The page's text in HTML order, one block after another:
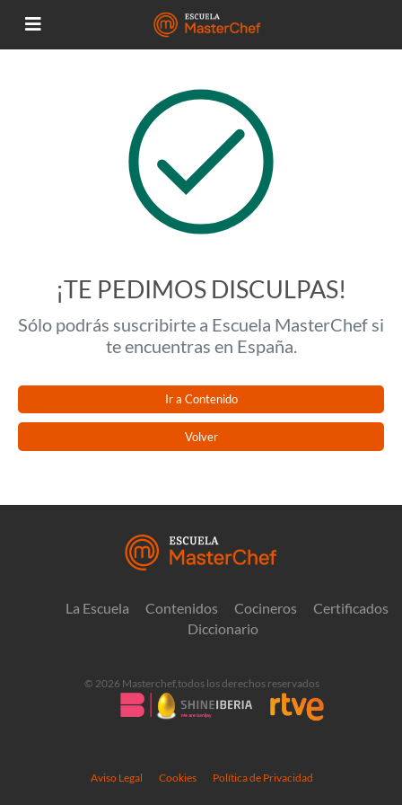
¡TE PEDIMOS DISCULPAS!
Sólo podrás suscribirte a Escuela MasterChef si
te encuentras en España.
Ir a Contenido
Volver
La Escuela Contenidos Cocineros
Certificados
Diccionario
© 2026 Masterchef,todos los derechos reservados
Aviso Legal Cookies Política de Privacidad